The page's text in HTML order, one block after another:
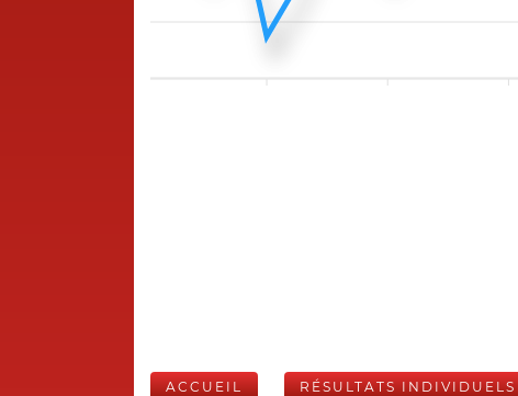
ACCUEIL RÉSULTATS INDIVIDUELS